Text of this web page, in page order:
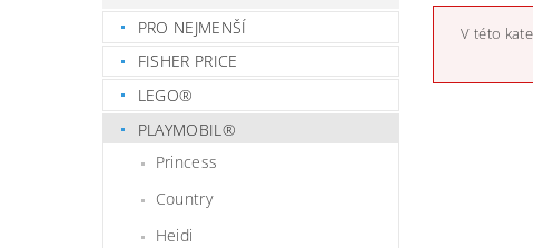
PRO NEJMENŠÍ
FISHER PRICE
LEGO®
PLAYMOBIL®
Princess
Country
Heidi
V této